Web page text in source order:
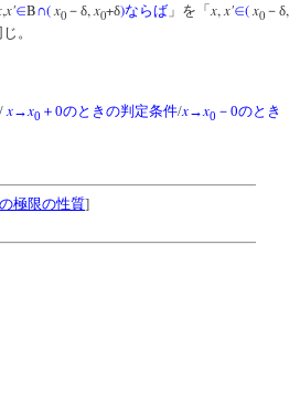
,x'∈B∩(x0 －δ,x0+δ)ならば 」を「x,x'∈(x0 －δ,
。
/ x→x0 ＋0のときの判定条件/x→x0 －0のとき
極限の性質]